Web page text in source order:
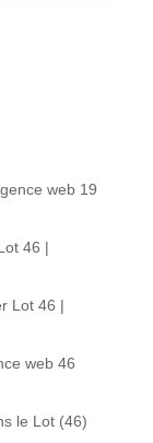
web 19
46 |
Lot 46 |
web 46
le Lot (46)